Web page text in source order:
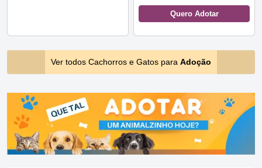
Quero Adotar
Ver todos Cachorros e Gatos para Adoção